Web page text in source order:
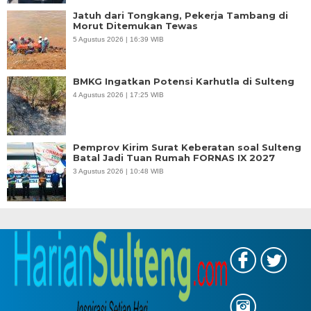
Jatuh dari Tongkang, Pekerja Tambang di
Morut Ditemukan Tewas
5 Agustus 2026 | 16:39 WIB
BMKG Ingatkan Potensi Karhutla di Sulteng
4 Agustus 2026 | 17:25 WIB
Pemprov Kirim Surat Keberatan soal Sulteng
Batal Jadi Tuan Rumah FORNAS IX 2027
3 Agustus 2026 | 10:48 WIB